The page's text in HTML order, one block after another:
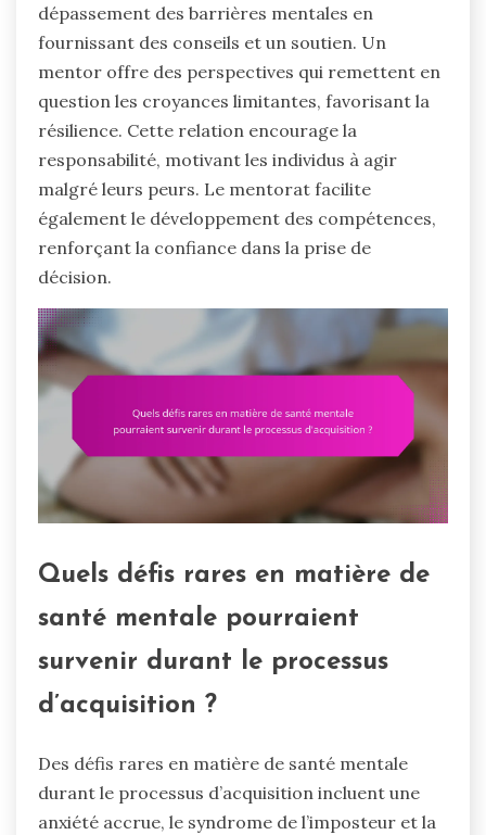
dépassement des barrières mentales en
fournissant des conseils et un soutien. Un
mentor offre des perspectives qui remettent en
question les croyances limitantes, favorisant la
résilience. Cette relation encourage la
responsabilité, motivant les individus à agir
malgré leurs peurs. Le mentorat facilite
également le développement des compétences,
renforçant la confiance dans la prise de
décision.
Quels défis rares en matière de
santé mentale pourraient
survenir durant le processus
d’acquisition ?
Des défis rares en matière de santé mentale
durant le processus d’acquisition incluent une
anxiété accrue, le syndrome de l’imposteur et la